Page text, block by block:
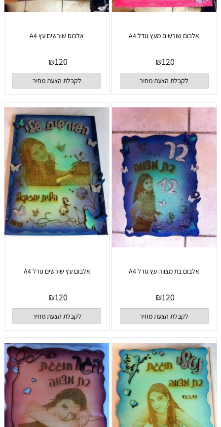
אלבום שורשים מעץ גודל A4
₪120
לקבלת הצעת מחיר
אלבום שורשים עץ A4
₪120
לקבלת הצעת מחיר
אלבום בת מצווה עץ גודל A4
₪120
לקבלת הצעת מחיר
אלבום עץ שורשים גודל A4
₪120
לקבלת הצעת מחיר